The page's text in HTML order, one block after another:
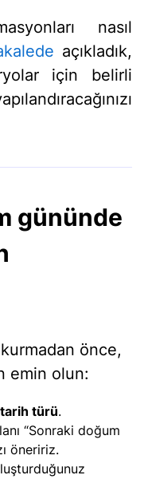
nasıl
açıkladık,
için belirli
gününde
önce,
emin olun:
tarih türü.
“Sonraki doğum
öneririz.